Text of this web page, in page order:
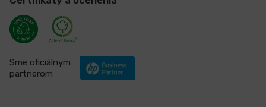
Sme oficiálnym
partnerom